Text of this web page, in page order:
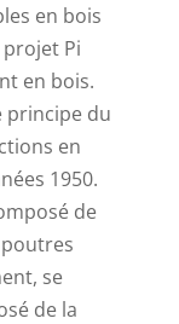
en bois
Pi
en bois.
principe du
en
1950.
de
se
de la